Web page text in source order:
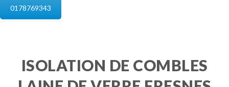
0178769343
ISOLATION DE COMBLES